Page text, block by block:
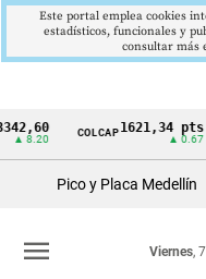
Cintillo
Colombia
COLCAP1621,34 pts
Pico y Placa Medellín
Viernes,
menu
Este portal emplea cookies
estadísticos, funcionales y
consultar más